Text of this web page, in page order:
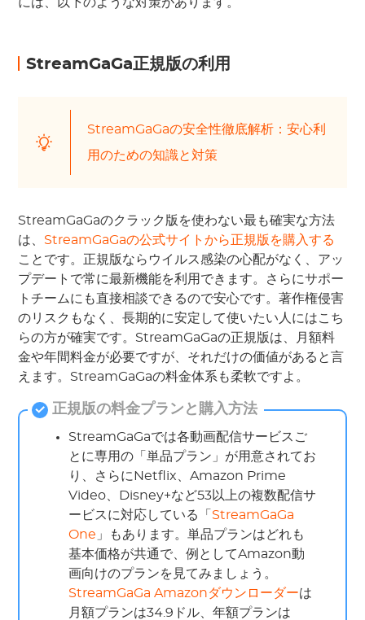
StreamGaGa正規版の利用
StreamGaGaの安全性徹底解析：安心利
用のための知識と対策
StreamGaGaのクラック版を使わない最も確実な方法
は、 StreamGaGaの公式サイトから正規版を購入する
ことです。正規版ならウイルス感染の心配がなく、アッ
プデートで常に最新機能を利用できます。さらにサポー
トチームにも直接相談できるので安心です。著作権侵害
のリスクもなく、長期的に安定して使いたい人にはこち
らの方が確実です。StreamGaGaの正規版は、月額料
金や年間料金が必要ですが、それだけの価値があると言
えます。StreamGaGaの料金体系も柔軟ですよ。
正規版の料金プランと購入方法
StreamGaGaでは各動画配信サービスご
とに専用の「単品プラン」が用意されてお
り、さらにNetflix、Amazon Prime
Video、Disney+など53以上の複数配信サ
ービスに対応している「 StreamGaGa
One 」もあります。単品プランはどれも
基本価格が共通で、例としてAmazon動
画向けのプランを見てみましょう。
StreamGaGa Amazonダウンローダーは
月額プランは34.9ドル、年額プランは